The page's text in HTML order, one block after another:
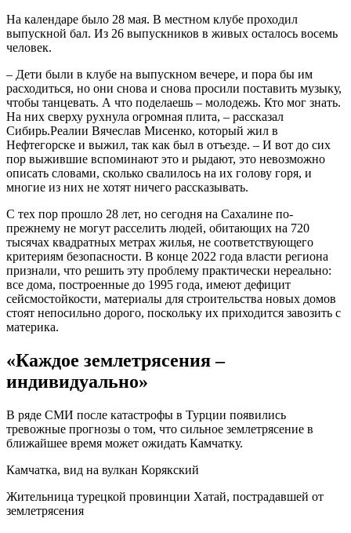
На календаре было 28 мая. В местном клубе проходил
выпускной бал. Из 26 выпускников в живых осталось восемь
человек.
– Дети были в клубе на выпускном вечере, и пора бы им
расходиться, но они снова и снова просили поставить музыку,
чтобы танцевать. А что поделаешь – молодежь. Кто мог знать.
На них сверху рухнула огромная плита, – рассказал
Сибирь.Реалии Вячеслав Мисенко, который жил в
Нефтегорске и выжил, так как был в отъезде. – И вот до сих
пор выжившие вспоминают это и рыдают, это невозможно
описать словами, сколько свалилось на их голову горя, и
многие из них не хотят ничего рассказывать.
С тех пор прошло 28 лет, но сегодня на Сахалине по-
прежнему не могут расселить людей, обитающих на 720
тысячах квадратных метрах жилья, не соответствующего
критериям безопасности. В конце 2022 года власти региона
признали, что решить эту проблему практически нереально:
все дома, построенные до 1995 года, имеют дефицит
сейсмостойкости, материалы для строительства новых домов
стоят непосильно дорого, поскольку их приходится завозить с
материка.
«Каждое землетрясения –
индивидуально»
В ряде СМИ после катастрофы в Турции появились
тревожные прогнозы о том, что сильное землетрясение в
ближайшее время может ожидать Камчатку.
Камчатка, вид на вулкан Корякский
Жительница турецкой провинции Хатай, пострадавшей от
землетрясения